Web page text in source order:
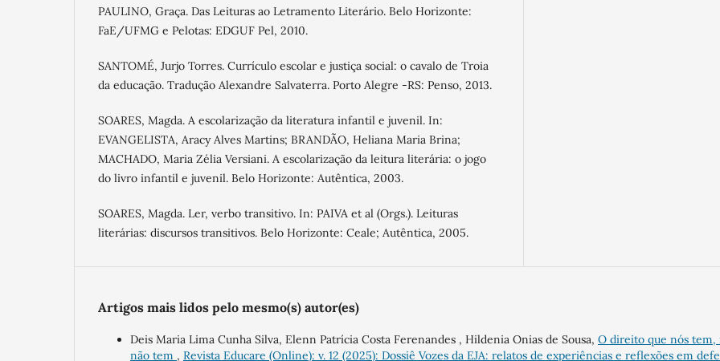
PAULINO, Graça. Das Leituras ao Letramento Literário. Belo Horizonte:
FaE/UFMG e Pelotas: EDGUF Pel, 2010.
SANTOMÉ, Jurjo Torres. Currículo escolar e justiça social: o cavalo de Troia
da educação. Tradução Alexandre Salvaterra. Porto Alegre -RS: Penso, 2013.
SOARES, Magda. A escolarização da literatura infantil e juvenil. In:
EVANGELISTA, Aracy Alves Martins; BRANDÃO, Heliana Maria Brina;
MACHADO, Maria Zélia Versiani. A escolarização da leitura literária: o jogo
do livro infantil e juvenil. Belo Horizonte: Autêntica, 2003.
SOARES, Magda. Ler, verbo transitivo. In: PAIVA et al (Orgs.). Leituras
literárias: discursos transitivos. Belo Horizonte: Ceale; Autêntica, 2005.
Artigos mais lidos pelo mesmo(s) autor(es)
Deis Maria Lima Cunha Silva, Elenn Patrícia Costa Ferenandes , Hildenia Onias de Sousa, O direito que nós tem,
não tem , Revista Educare (Online): v. 12 (2025): Dossiê Vozes da EJA: relatos de experiências e reflexões em